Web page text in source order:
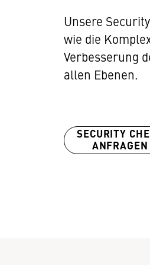
Unsere
wie die
Verbesserung
allen Ebenen.
SECURITY
ANFRAGEN